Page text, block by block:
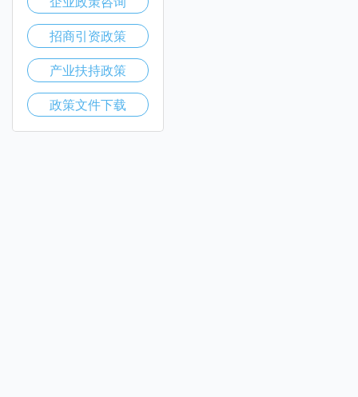
招商引资政策
产业扶持政策
政策文件下载